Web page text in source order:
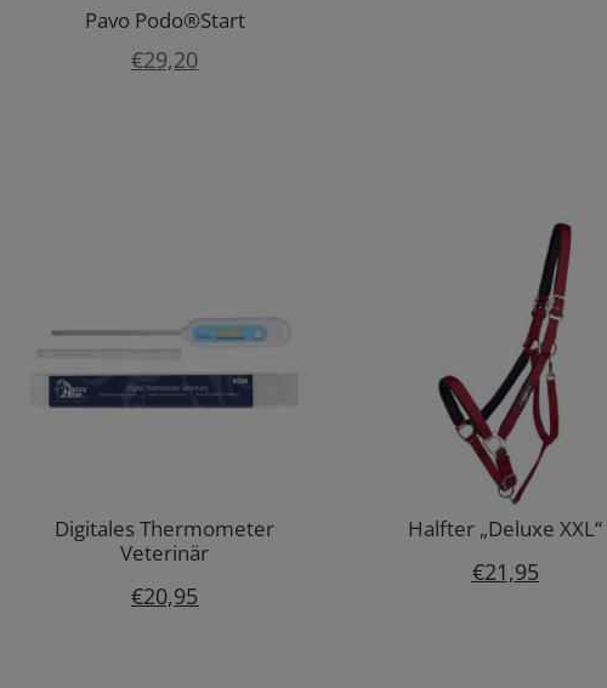
Pavo Podo®Start
€29,20
Digitales Thermometer
Veterinär
€20,95
Halfter „Deluxe XXL“
€21,95